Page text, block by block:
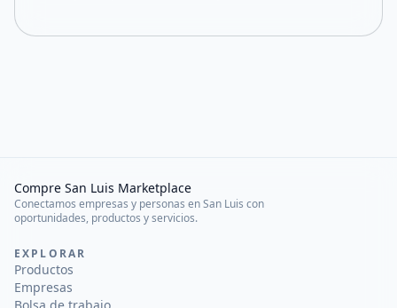
Compre San Luis Marketplace
Conectamos empresas y personas en San Luis con
oportunidades, productos y servicios.
EXPLORAR
Productos
Empresas